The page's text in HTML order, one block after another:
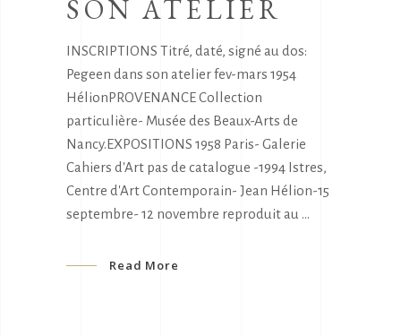
SON ATELIER
INSCRIPTIONS Titré, daté, signé au dos:
Pegeen dans son atelier fev-mars 1954
HélionPROVENANCE Collection
particulière- Musée des Beaux-Arts de
Nancy.EXPOSITIONS 1958 Paris- Galerie
Cahiers d'Art pas de catalogue -1994 Istres,
Centre d'Art Contemporain- Jean Hélion-15
septembre- 12 novembre reproduit au
Read More